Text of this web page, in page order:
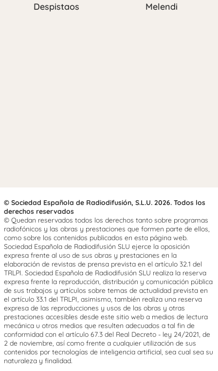
Despistaos Melendi
© Sociedad Española de Radiodifusión, S.L.U. 2026. Todos los
derechos reservados
© Quedan reservados todos los derechos tanto sobre programas
radiofónicos y las obras y prestaciones que formen parte de ellos,
como sobre los contenidos publicados en esta página web.
Sociedad Española de Radiodifusión SLU ejerce la oposición
expresa frente al uso de sus obras y prestaciones en la
elaboración de revistas de prensa prevista en el artículo 32.1 del
TRLPI. Sociedad Española de Radiodifusión SLU realiza la reserva
expresa frente la reproducción, distribución y comunicación pública
de sus trabajos y artículos sobre temas de actualidad prevista en
el artículo 33.1 del TRLPI, asimismo, también realiza una reserva
expresa de las reproducciones y usos de las obras y otras
prestaciones accesibles desde este sitio web a medios de lectura
mecánica u otros medios que resulten adecuados a tal fin de
conformidad con el artículo 67.3 del Real Decreto - ley 24/2021, de
2 de noviembre, así como frente a cualquier utilización de sus
contenidos por tecnologías de inteligencia artificial, sea cual sea su
naturaleza y finalidad.